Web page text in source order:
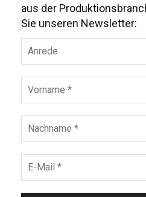
aus der
Sie unseren Newsletter: